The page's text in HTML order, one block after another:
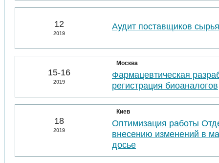
12
2019
Аудит поставщиков
15-16
2019
Москва
Фармацевтическая
регистрация биоаналогов
18
2019
Киев
Оптимизация работы
внесению изменений в
досье